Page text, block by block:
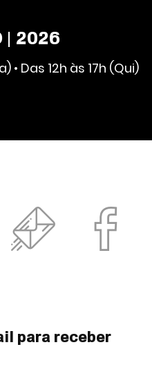
| 2026
• Das 12h às 17h (Qui)
para receber